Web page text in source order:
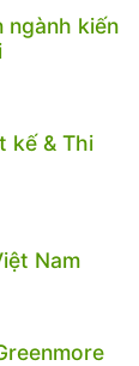
ngành kiến
kế & Thi
Nam